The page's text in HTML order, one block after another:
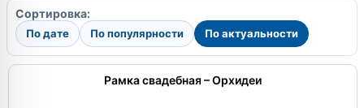
Сортировка:
По дате По популярности По актуальности
Рамка свадебная – Орхидеи